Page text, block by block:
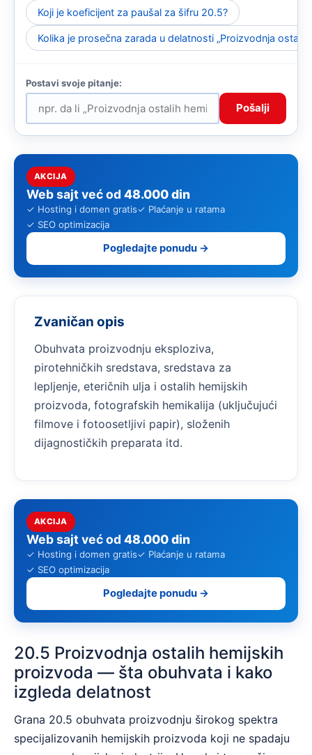
Koji je koeficijent za paušal za šifru 20.5?
Kolika je prosečna zarada u delatnosti „Proizvodnja
Pošalji
AKCIJA
Web sajt već od 48.000 din
✓ Hosting i domen gratis✓ Plaćanje u ratama
✓ SEO optimizacija
Pogledajte ponudu →
Zvaničan opis
Obuhvata proizvodnju eksploziva,
pirotehničkih sredstava, sredstava za
lepljenje, eteričnih ulja i ostalih hemijskih
proizvoda, fotografskih hemikalija (uključujući
filmove i fotoosetljivi papir), složenih
dijagnostičkih preparata itd.
AKCIJA
Web sajt već od 48.000 din
✓ Hosting i domen gratis✓ Plaćanje u ratama
✓ SEO optimizacija
Pogledajte ponudu →
20.5 Proizvodnja ostalih hemijskih
proizvoda — šta obuhvata i kako
izgleda delatnost
Grana 20.5 obuhvata proizvodnju širokog spektra
specijalizovanih hemijskih proizvoda koji ne spadaju